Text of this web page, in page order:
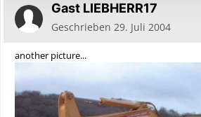
Gast LIEBHERR17
Geschrieben 29. Juli 2004
another picture...